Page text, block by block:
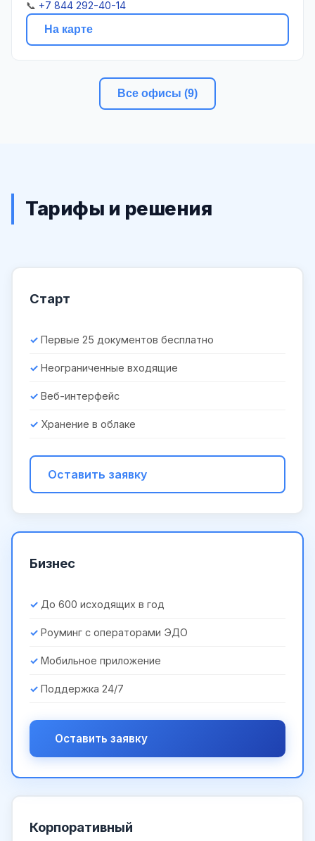
📞 +7 844 292-40-14
На карте
Все офисы (9)
Тарифы и решения
Старт
Первые 25 документов бесплатно
Неограниченные входящие
Веб-интерфейс
Хранение в облаке
Оставить заявку
Бизнес
До 600 исходящих в год
Роуминг с операторами ЭДО
Мобильное приложение
Поддержка 24/7
Оставить заявку
Корпоративный